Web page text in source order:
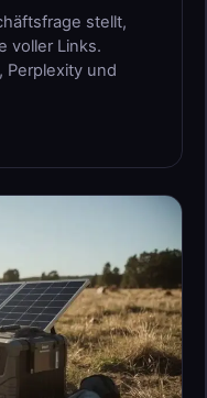
stellt,
voller Links.
Perplexity und